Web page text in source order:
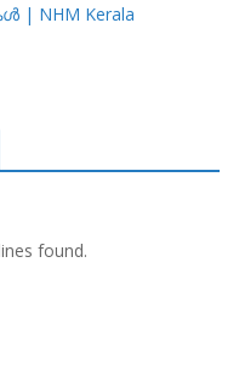
NHM Kerala
found.